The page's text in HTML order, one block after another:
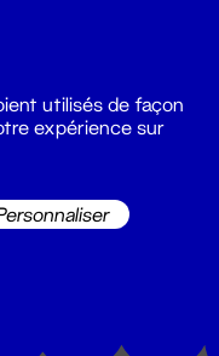
utilisés de façon
expérience sur